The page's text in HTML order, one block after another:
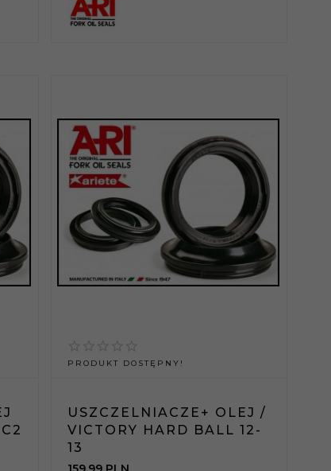
PRODUKT DOSTĘPNY!
USZCZELNIACZE+ OLEJ /
VICTORY HARD BALL 12-
13